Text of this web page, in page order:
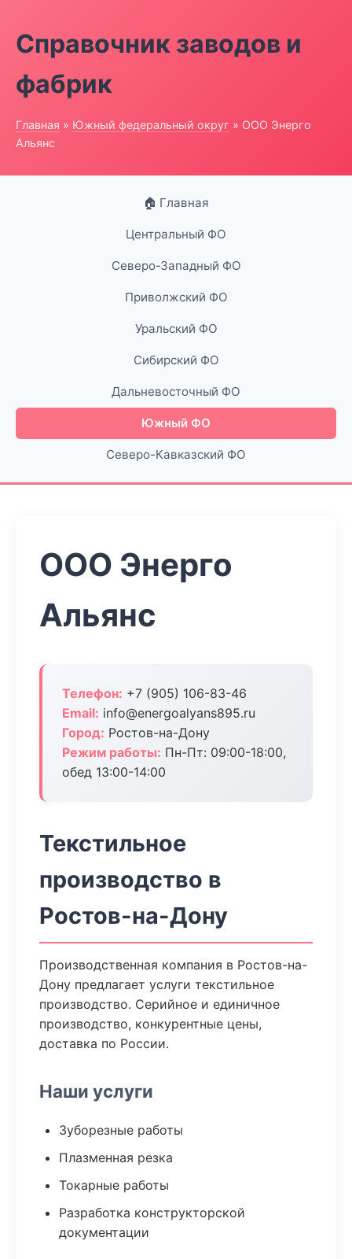
Справочник заводов и
фабрик
Главная » Южный федеральный округ » ООО Энерго
Альянс
🏠 Главная
Центральный ФО
Северо-Западный ФО
Приволжский ФО
Уральский ФО
Сибирский ФО
Дальневосточный ФО
Южный ФО
Северо-Кавказский ФО
ООО Энерго
Альянс
Телефон: +7 (905) 106-83-46
Email: info@energoalyans895.ru
Город: Ростов-на-Дону
Режим работы: Пн-Пт: 09:00-18:00,
обед 13:00-14:00
Текстильное
производство в
Ростов-на-Дону
Производственная компания в Ростов-на-
Дону предлагает услуги текстильное
производство. Серийное и единичное
производство, конкурентные цены,
доставка по России.
Наши услуги
Зуборезные работы
Плазменная резка
Токарные работы
Разработка конструкторской
документации